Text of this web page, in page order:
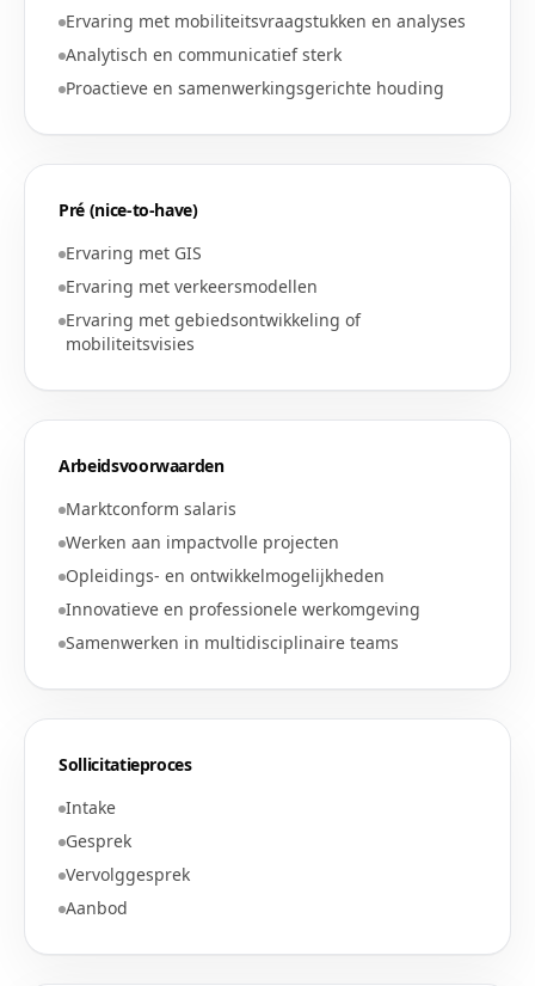
Ervaring met mobiliteitsvraagstukken en analyses
Analytisch en communicatief sterk
Proactieve en samenwerkingsgerichte houding
Pré (nice-to-have)
Ervaring met GIS
Ervaring met verkeersmodellen
Ervaring met gebiedsontwikkeling of
mobiliteitsvisies
Arbeidsvoorwaarden
Marktconform salaris
Werken aan impactvolle projecten
Opleidings- en ontwikkelmogelijkheden
Innovatieve en professionele werkomgeving
Samenwerken in multidisciplinaire teams
Sollicitatieproces
Intake
Gesprek
Vervolggesprek
Aanbod